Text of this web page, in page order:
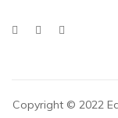
Copyright © 2022